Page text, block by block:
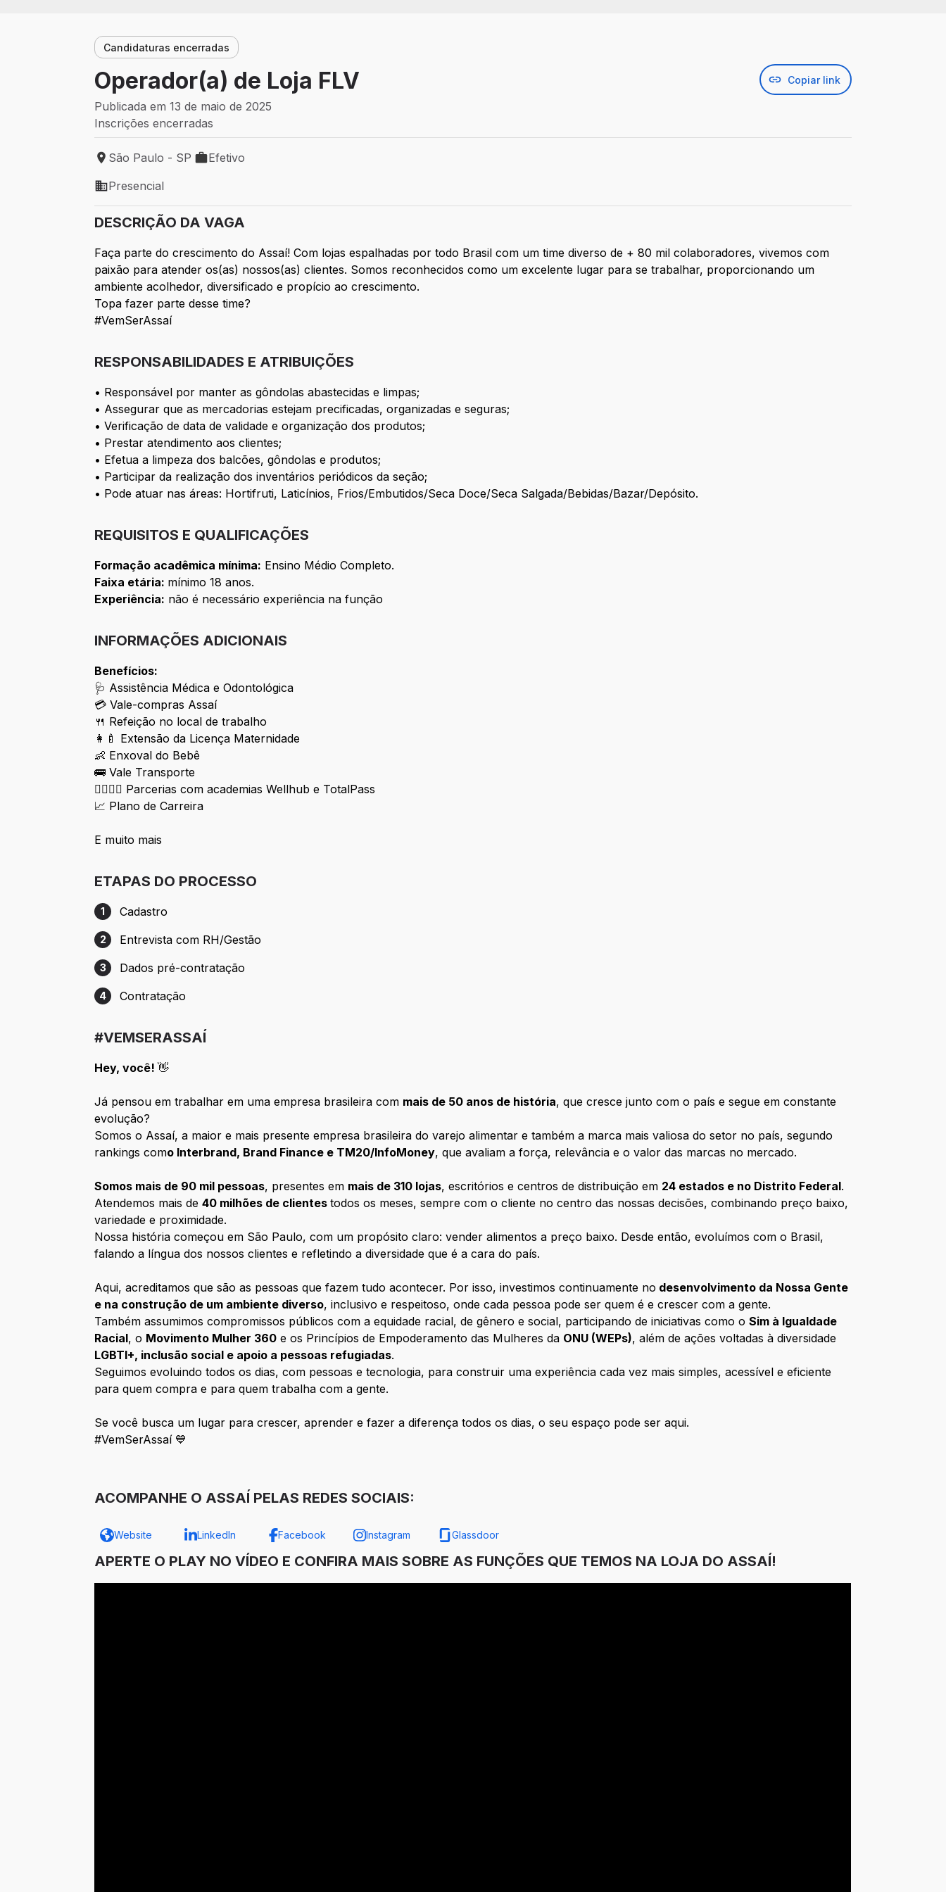
Candidaturas encerradas
Operador(a) de Loja FLV Copiar link
Publicada em 13 de maio de 2025
Inscrições encerradas
Local de trabalho: São Paulo - SP
São Paulo - SP
Tipo de vaga: Efetivo
Efetivo
Modelo de trabalho: Presencial
Presencial
DESCRIÇÃO DA VAGA
Faça parte do crescimento do Assaí! Com lojas espalhadas por todo Brasil com um time diverso de + 80 mil colaboradores, vivemos com
paixão para atender os(as) nossos(as) clientes. Somos reconhecidos como um excelente lugar para se trabalhar, proporcionando um
ambiente acolhedor, diversificado e propício ao crescimento.
Topa fazer parte desse time?
#VemSerAssaí
RESPONSABILIDADES E ATRIBUIÇÕES
• Responsável por manter as gôndolas abastecidas e limpas;
• Assegurar que as mercadorias estejam precificadas, organizadas e seguras;
• Verificação de data de validade e organização dos produtos;
• Prestar atendimento aos clientes;
• Efetua a limpeza dos balcões, gôndolas e produtos;
• Participar da realização dos inventários periódicos da seção;
• Pode atuar nas áreas: Hortifruti, Laticínios, Frios/Embutidos/Seca Doce/Seca Salgada/Bebidas/Bazar/Depósito.
REQUISITOS E QUALIFICAÇÕES
Formação acadêmica mínima: Ensino Médio Completo.
Faixa etária: mínimo 18 anos.
Experiência: não é necessário experiência na função
INFORMAÇÕES ADICIONAIS
Benefícios:
🩺 Assistência Médica e Odontológica
💳 Vale-compras Assaí
🍴 Refeição no local de trabalho
👩‍🍼 Extensão da Licença Maternidade
👶 Enxoval do Bebê
🚌 Vale Transporte
🏋️‍♀️🏋️‍♂️ Parcerias com academias Wellhub e TotalPass
📈 Plano de Carreira
E muito mais
ETAPAS DO PROCESSO
Etapa 1: Cadastro
1 Cadastro
Etapa 2: Entrevista com RH/Gestão
2 Entrevista com RH/Gestão
Etapa 3: Dados pré-contratação
3 Dados pré-contratação
Etapa 4: Contratação
4 Contratação
#VEMSERASSAÍ
Hey, você!👋
Já pensou em trabalhar em uma empresa brasileira com mais de 50 anos de história, que cresce junto com o país e segue em constante
evolução?
Somos o Assaí, a maior e mais presente empresa brasileira do varejo alimentar e também a marca mais valiosa do setor no país, segundo
rankings como Interbrand, Brand Finance e TM20/InfoMoney, que avaliam a força, relevância e o valor das marcas no mercado.
Somos mais de 90 mil pessoas, presentes em mais de 310 lojas, escritórios e centros de distribuição em 24 estados e no Distrito Federal.
Atendemos mais de40 milhões de clientestodos os meses, sempre com o cliente no centro das nossas decisões, combinando preço baixo,
variedade e proximidade.
Nossa história começou em São Paulo, com um propósito claro: vender alimentos a preço baixo. Desde então, evoluímos com o Brasil,
falando a língua dos nossos clientes e refletindo a diversidade que é a cara do país.
Aqui, acreditamos que são as pessoas que fazem tudo acontecer. Por isso, investimos continuamente no desenvolvimento da Nossa Gente
e na construção de um ambiente diverso, inclusivo e respeitoso, onde cada pessoa pode ser quem é e crescer com a gente.
Também assumimos compromissos públicos com a equidade racial, de gênero e social, participando de iniciativas como oSim à Igualdade
Racial, o Movimento Mulher 360 e os Princípios de Empoderamento das Mulheres da ONU (WEPs), além de ações voltadas à diversidade
LGBTI+, inclusão social e apoio a pessoas refugiadas.
Seguimos evoluindo todos os dias, com pessoas e tecnologia, para construir uma experiência cada vez mais simples, acessível e eficiente
para quem compra e para quem trabalha com a gente.
Se você busca um lugar para crescer, aprender e fazer a diferença todos os dias, o seu espaço pode ser aqui.
#VemSerAssaí 💙
ACOMPANHE O ASSAÍ PELAS REDES SOCIAIS:
Website LinkedIn Facebook Instagram Glassdoor
APERTE O PLAY NO VÍDEO E CONFIRA MAIS SOBRE AS FUNÇÕES QUE TEMOS NA LOJA DO ASSAÍ!